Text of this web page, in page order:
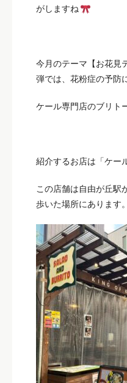
がしますね
今月のテーマ【お花見
弾では、花粉症の予防
ケール専門店のブリト
紹介するお店は「ケー
この店舗は自由が丘駅
歩いた場所にあります。